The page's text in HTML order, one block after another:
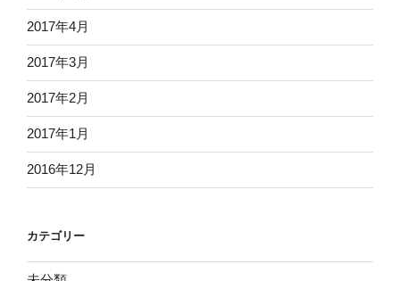
2017年4月
2017年3月
2017年2月
2017年1月
2016年12月
カテゴリー